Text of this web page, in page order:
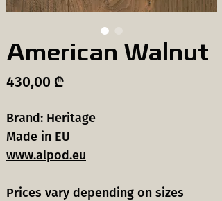
American Walnut
430,00 ₾Price
Brand: Heritage
Made in EU
www.alpod.eu
Prices vary depending on sizes